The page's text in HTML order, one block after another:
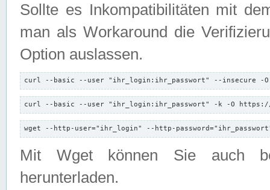
Sollte es Inkompatibilitäten mit
man als Workaround die
Option auslassen.
curl --basic --user "ihr_login:ihr_passwort" --insecure -
curl --basic --user "ihr_login:ihr_passwort" -k -O
wget --http-user="ihr_login" --http-
Mit Wget können Sie auch
herunterladen.